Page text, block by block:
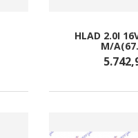
HLAD 2.0I
M/
5.742,